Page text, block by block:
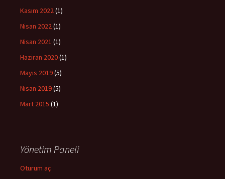
Kasım 2022(1)
Nisan 2022(1)
Nisan 2021 (1)
Haziran 2020(1)
Mayıs 2019(5)
Nisan 2019(5)
Mart 2015 (1)
Yönetim Paneli
Oturum aç